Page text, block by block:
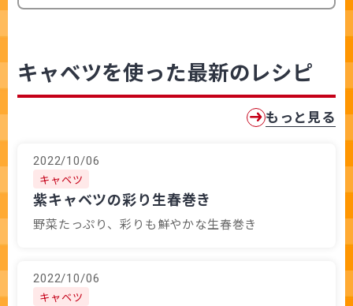
キャベツを使った最新のレシピ
もっと見る
2022/10/06
キャベツ
紫キャベツの彩り生春巻き
野菜たっぷり、彩りも鮮やかな生春巻き
2022/10/06
キャベツ